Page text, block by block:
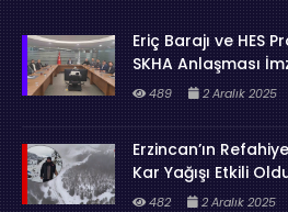
Eriç Barajı ve HES
SKHA Anlaşması
489 2 Aralık 2025
Erzincan’ın
Kar Yağışı Etkili
482 2 Aralık 2025